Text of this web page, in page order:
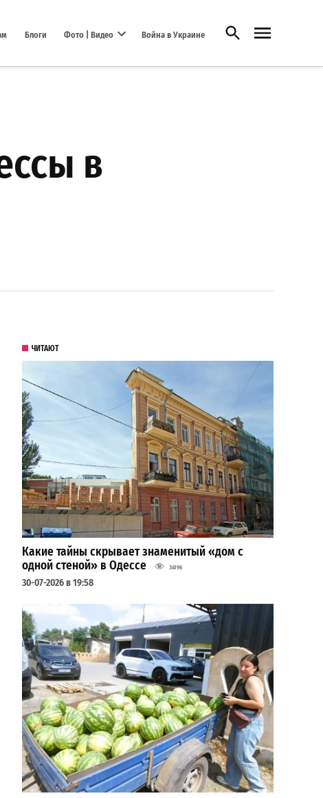
Блоги Фото | Видео Война в Украине Открыть поиск
в
ЧИТАЮТ
Какие тайны скрывает знаменитый «дом с
одной стеной» в Одессе
34196
30-07-2026 в 19:58